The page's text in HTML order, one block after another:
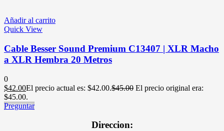
Añadir al carrito
Quick View
Cable Besser Sound Premium C13407 | XLR Macho
a XLR Hembra 20 Metros
0
$42.00El precio actual es: $42.00.$45.00 El precio original era:
$45.00.
Preguntar
Direccion: